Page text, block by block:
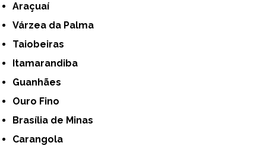
Araçuaí
Várzea da Palma
Taiobeiras
Itamarandiba
Guanhães
Ouro Fino
Brasília de Minas
Carangola